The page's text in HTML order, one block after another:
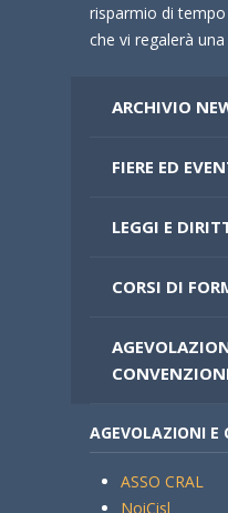
risparmio di
che vi regalerà
ARCHIVIO
FIERE ED
LEGGI E
CORSI DI
AGEVOLAZIONI E
ASSO CRAL
NoiCisl